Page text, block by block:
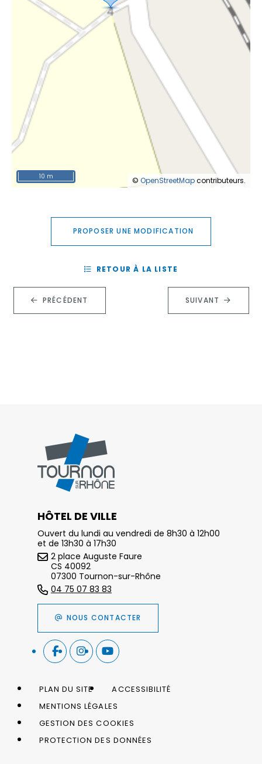
© OpenStreetMapcontributeurs.
10 m
PROPOSER UNE MODIFICATION
PRÉCÉDENT
RETOUR À LA LISTE
SUIVANT
HÔTEL DE VILLE
Ouvert du lundi au vendredi de 8h30 à 12h00
et de 13h30 à 17h30
2 place Auguste Faure
CS 40092
07300 Tournon-sur-Rhône
04 75 07 83 83
NOUS CONTACTER
PLAN DU SITE
ACCESSIBILITÉ
MENTIONS LÉGALES
GESTION DES COOKIES
PROTECTION DES DONNÉES